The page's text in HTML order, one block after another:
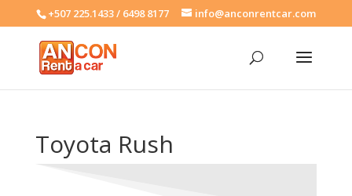
+507 225.1433 / 6498 8177 info@anconrentcar.com
Toyota Rush